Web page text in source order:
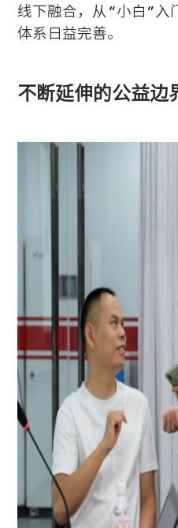
线下融合，从“小白”入
体系日益完善。
不断延伸的公益边